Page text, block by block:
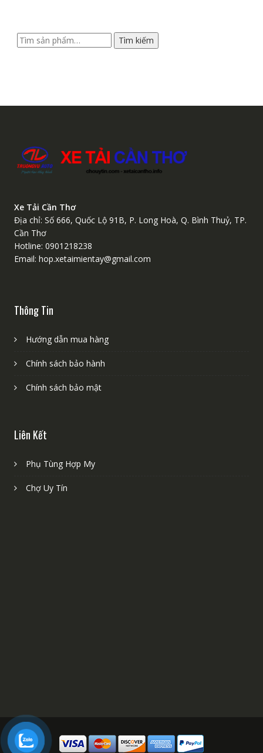
Tìm
kiếm:
Tìm kiếm
Xe Tải Cần Thơ
Địa chỉ: Số 666, Quốc Lộ 91B, P. Long Hoà, Q. Bình Thuỷ, TP.
Cần Thơ
Hotline: 0901218238
Email: hop.xetaimientay@gmail.com
Thông Tin
Hướng dẫn mua hàng
Chính sách bảo hành
Chính sách bảo mật
Liên Kết
Phụ Tùng Hợp My
Chợ Uy Tín